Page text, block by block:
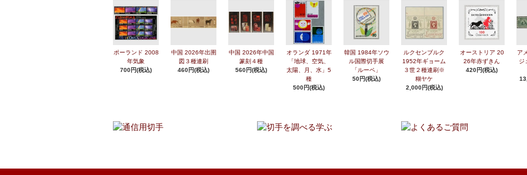
ポーランド 2008
年気象
700円(税込)
中国 2026年出圉
図３種連刷
460円(税込)
中国 2026年中国
篆刻４種
560円(税込)
オランダ 1971年
「地球、空気、
太陽、月、水」5
種
500円(税込)
韓国 1984年ソウ
ル国際切手展
「ルーペ」
50円(税込)
ルクセンブルク
1952年ギョーム
３世２種連刷※
糊ヤケ
2,000円(税込)
オーストリア 20
26年赤ずきん
420円(税込)
ア
ジ